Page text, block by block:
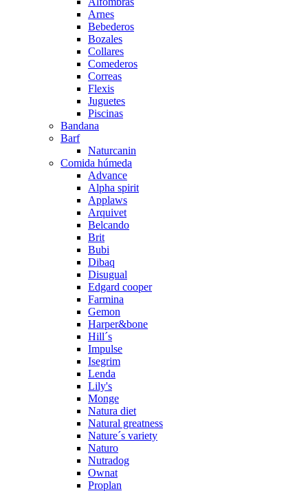
Arnes
Bebederos
Bozales
Collares
Comederos
Correas
Flexis
Juguetes
Piscinas
Bandana
Barf
Naturcanin
Comida húmeda
Advance
Alpha spirit
Applaws
Arquivet
Belcando
Brit
Bubi
Dibaq
Disugual
Edgard cooper
Farmina
Gemon
Harper&bone
Hill´s
Impulse
Isegrim
Lenda
Lily's
Monge
Natura diet
Natural greatness
Nature´s variety
Naturo
Nutradog
Ownat
Proplan